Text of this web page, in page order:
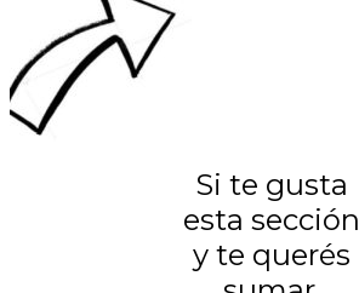
Si te gusta
esta sección
y te querés